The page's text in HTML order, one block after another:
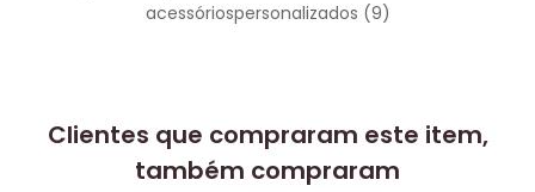
acessóriospersonalizados (9)
Clientes que compraram este item,
também compraram